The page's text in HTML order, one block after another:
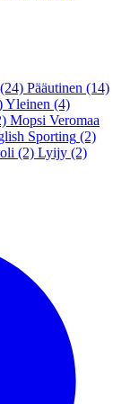
(24) Pääutinen (14)
Yleinen (4)
Mopsi Veromaa
Sporting (2)
(2) Lyijy (2)